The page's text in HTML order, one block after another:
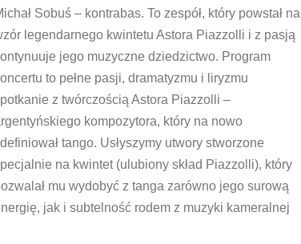
Sobuś – kontrabas. To zespół, który powstał na
legendarnego kwintetu Astora Piazzolli i z pasją
jego muzyczne dziedzictwo. Program
to pełne pasji, dramatyzmu i liryzmu
z twórczością Astora Piazzolli –
kompozytora, który na nowo
tango. Usłyszymy utwory stworzone
na kwintet (ulubiony skład Piazzolli), który
mu wydobyć z tanga zarówno jego surową
jak i subtelność rodem z muzyki kameralnej